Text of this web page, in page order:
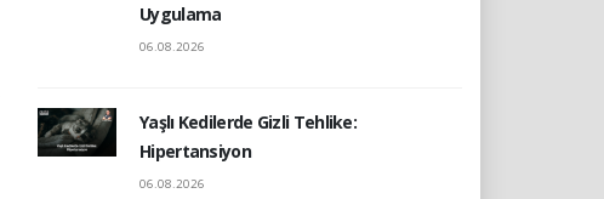
Uygulama
06.08.2026
Yaşlı Kedilerde Gizli Tehlike:
Hipertansiyon
06.08.2026